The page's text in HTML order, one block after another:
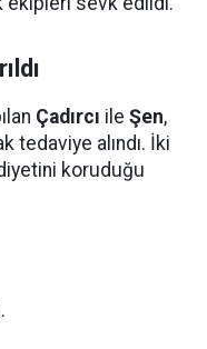
Çadırcı ile Şen,
tedaviye alındı. İki
koruduğu